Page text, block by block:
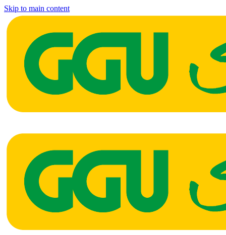
Skip to main content